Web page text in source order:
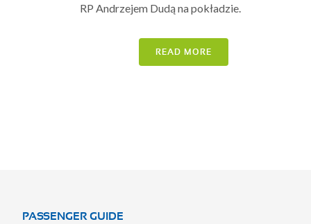
RP Andrzejem Dudą na pokładzie.
READ MORE
PASSENGER GUIDE